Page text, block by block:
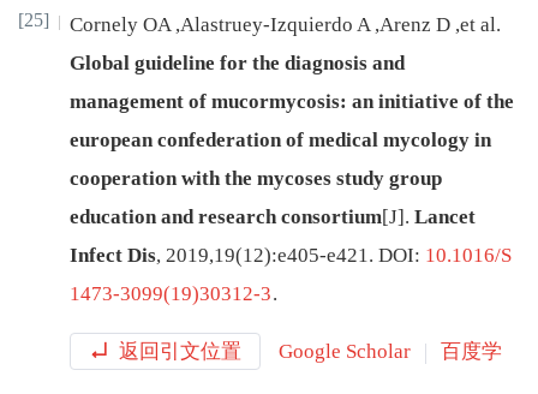
[25] Cornely OA ,Alastruey-Izquierdo A ,Arenz D ,et al.
Global guideline for the diagnosis and
management of mucormycosis: an initiative of the
european confederation of medical mycology in
cooperation with the mycoses study group
education and research consortium[J]. Lancet
Infect Dis, 2019,19(12):e405-e421 . DOI: 10.1016/S
1473-3099(19)30312-3.
返回引文位置 Google Scholar 百度学